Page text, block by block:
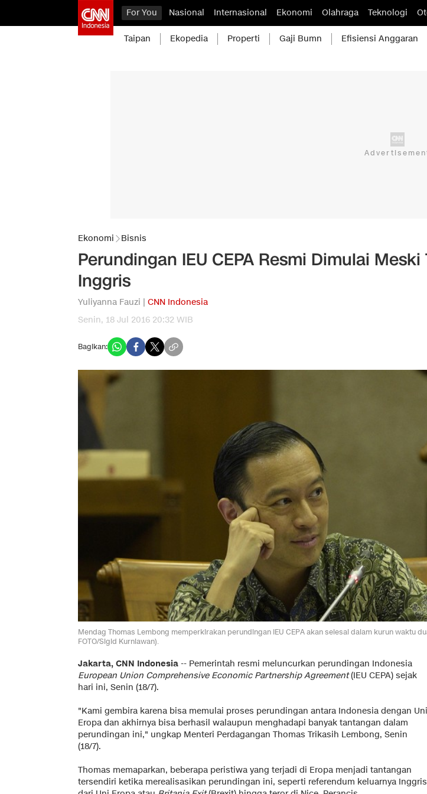
For You Nasional Internasional Ekonomi Olahraga Teknologi
Taipan Ekopedia Properti Gaji Bumn Efisiensi Anggaran
Ekonomi Bisnis
Perundingan IEU CEPA Resmi Dimulai Meski
Inggris
Yuliyanna Fauzi | CNN Indonesia
Senin, 18 Jul 2016 20:32 WIB
Bagikan:
Mendag Thomas Lembong memperkirakan perundingan IEU CEPA akan selesai dalam kurun waktu
FOTO/Sigid Kurniawan).
Jakarta, CNN Indonesia -- Pemerintah resmi meluncurkan perundingan Indonesia
European Union Comprehensive Economic Partnership Agreement(IEU CEPA) sejak
hari ini, Senin (18/7).
"Kami gembira karena bisa memulai proses perundingan antara Indonesia dengan Uni
Eropa dan akhirnya bisa berhasil walaupun menghadapi banyak tantangan dalam
perundingan ini," ungkap Menteri Perdagangan Thomas Trikasih Lembong, Senin
(18/7).
Thomas memaparkan, beberapa peristiwa yang terjadi di Eropa menjadi tantangan
tersendiri ketika merealisasikan perundingan ini, seperti referendum keluarnya Inggris